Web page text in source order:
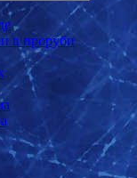
в проруби